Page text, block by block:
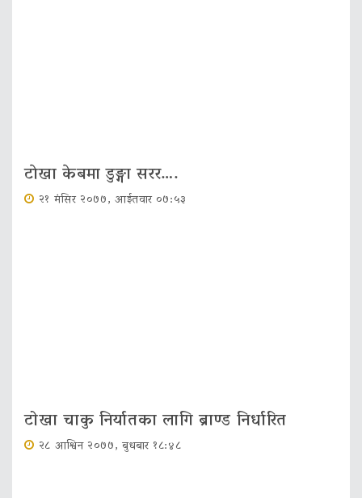
टाेखा केबमा डुङ्गा सरर….
२१ मंसिर २०७७, आईतवार ०७:५३
टोखा चाकु निर्यातका लागि ब्राण्ड निर्धारित
२८ आश्विन २०७७, बुधबार १८:४८